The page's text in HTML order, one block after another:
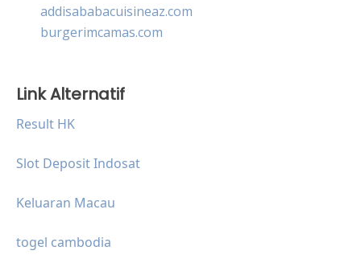
addisababacuisineaz.com
burgerimcamas.com
Link Alternatif
Result HK
Slot Deposit Indosat
Keluaran Macau
togel cambodia